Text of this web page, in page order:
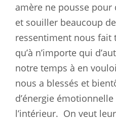
amère ne pousse pour
et souiller beaucoup de
ressentiment nous fait
qu’à n’importe qui
notre temps à en
nous a blessés et
d’énergie
l’intérieur. On veut